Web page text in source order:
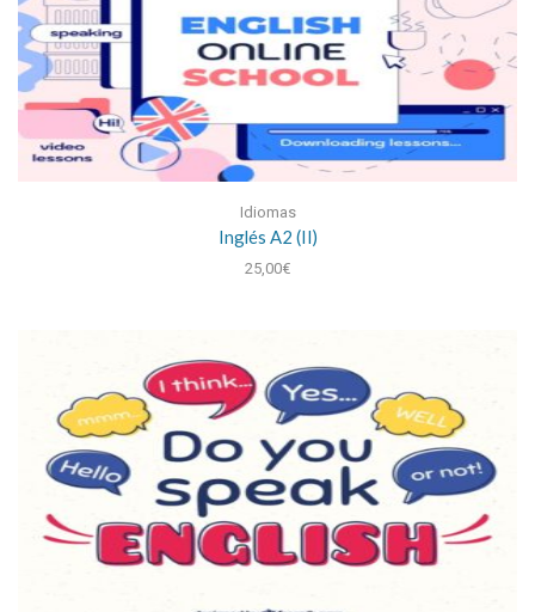
Idiomas
Inglés A2 (II)
25,00€